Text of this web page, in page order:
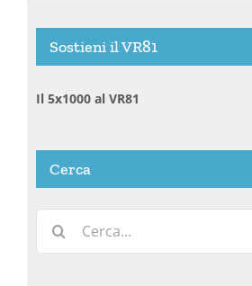
Sostieni il VR81
Il 5x1000 al VR81
Cerca
per: